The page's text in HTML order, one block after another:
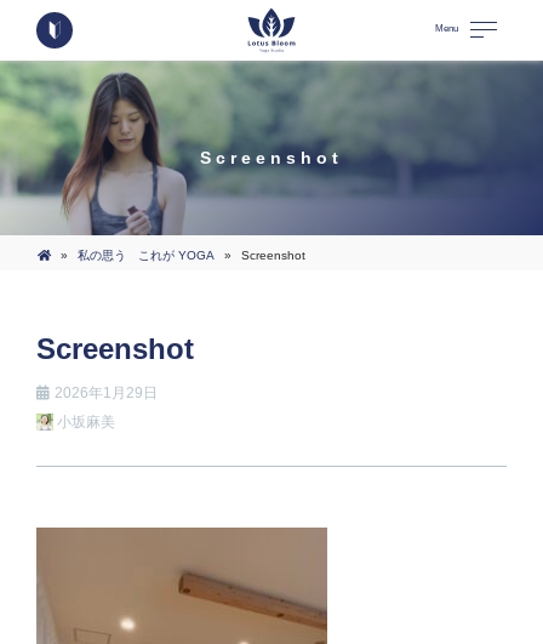
Menu
Screenshot
» 私の思う これが YOGA » Screenshot
Screenshot
2026年1月29日
小坂麻美